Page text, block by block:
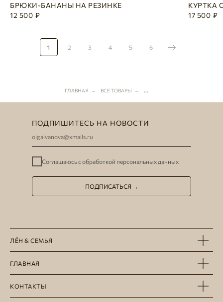
БРЮКИ-БАНАНЫ НА РЕЗИНКЕ
12 500 ₽
КУРТКА
17 500 ₽
1 2 3 4 5 6
ГЛАВНАЯ → ВСЕ ТОВАРЫ → ...
ПОДПИШИТЕСЬ НА НОВОСТИ
Соглашаюсь собработкой персональных данных
ПОДПИСАТЬСЯ →
ЛЁН & СЕМЬЯ
ГЛАВНАЯ
КОНТАКТЫ